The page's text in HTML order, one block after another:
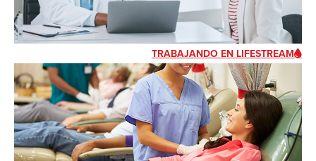
TRABAJANDO EN LIFESTREAM